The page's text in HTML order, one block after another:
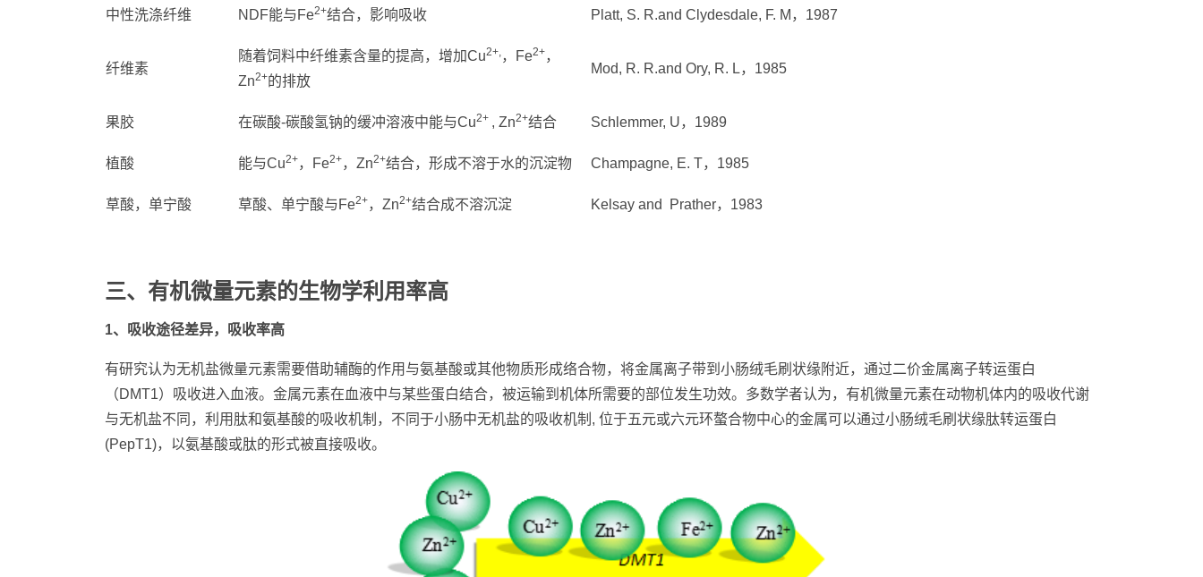
中性洗涤纤维 NDF能与Fe2+结合，影响吸收 Platt, S. R.and Clydesdale, F. M，1987
纤维素
随着饲料中纤维素含量的提高，增加Cu2+,，Fe2+，
Zn2+的排放
Mod, R. R.and Ory, R. L，1985
果胶 在碳酸-碳酸氢钠的缓冲溶液中能与Cu2+ , Zn2+结合 Schlemmer, U，1989
植酸 能与Cu2+，Fe2+，Zn2+结合，形成不溶于水的沉淀物 Champagne, E. T，1985
草酸，单宁酸 草酸、单宁酸与Fe2+，Zn2+结合成不溶沉淀 Kelsay and Prather，1983
三、 有机微量元素的生物学利用率高
1、吸收途径差异，吸收率高
有研究认为无机盐微量元素需要借助辅酶的作用与氨基酸或其他物质形成络合物，将金属离子带到小肠绒毛刷状缘附近，通过二价金属离子转运蛋白
（DMT1）吸收进入血液。金属元素在血液中与某些蛋白结合，被运输到机体所需要的部位发生功效。多数学者认为，有机微量元素在动物机体内的吸收代谢
与无机盐不同，利用肽和氨基酸的吸收机制，不同于小肠中无机盐的吸收机制, 位于五元或六元环螯合物中心的金属可以通过小肠绒毛刷状缘肽转运蛋白
(PepT1)，以氨基酸或肽的形式被直接吸收。